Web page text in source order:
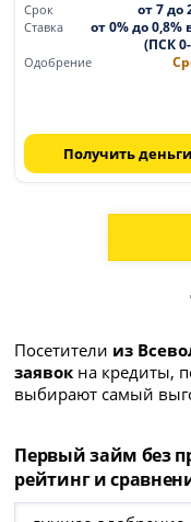
Срок от 7 до
Ставка
от 0% до 0,8%
(ПСК
Одобрение
Получить деньги
Посетители из
заявок на кредиты,
выбирают самый
Первый займ без
рейтинг и